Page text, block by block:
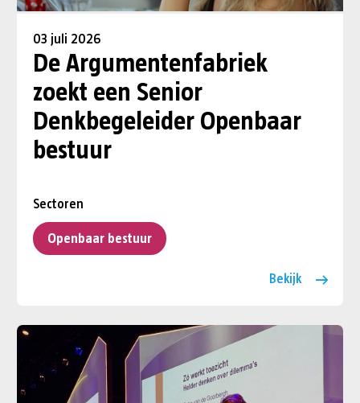
03 juli 2026
De Argumentenfabriek
zoekt een Senior
Denkbegeleider Openbaar
bestuur
Sectoren
Openbaar bestuur
Bekijk